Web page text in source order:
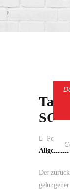
SC
Posted
Allgemein
Der